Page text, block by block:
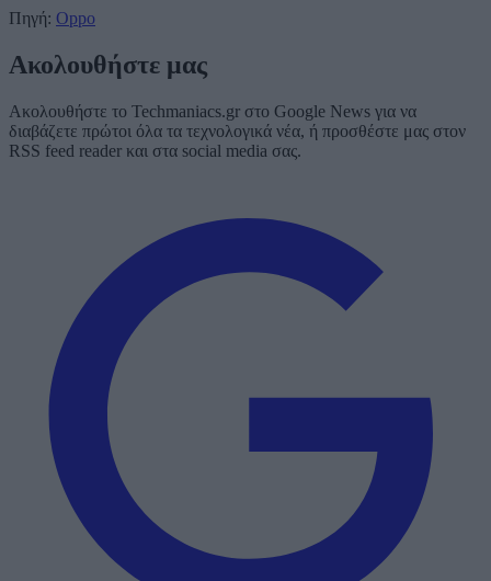
Πηγή: Oppo
Ακολουθήστε μας
Ακολουθήστε το Techmaniacs.gr στο Google News για να
διαβάζετε πρώτοι όλα τα τεχνολογικά νέα, ή προσθέστε μας στον
RSS feed reader και στα social media σας.